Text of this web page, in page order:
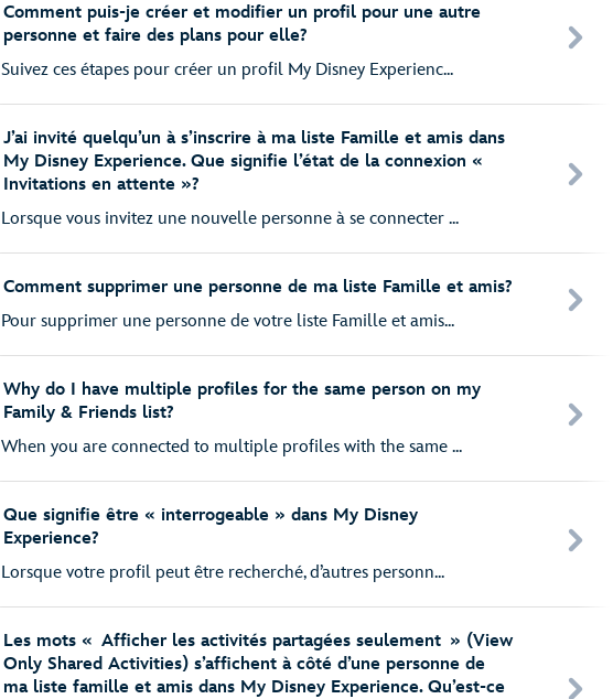
Comment puis-je créer et modifier un profil pour une autre
personne et faire des plans pour elle?
Suivez ces étapes pour créer un profil My Disney Experienc...
J’ai invité quelqu’un à s’inscrire à ma liste Famille et amis dans
My Disney Experience. Que signifie l’état de la connexion «
Invitations en attente »?
Lorsque vous invitez une nouvelle personne à se connecter ...
Comment supprimer une personne de ma liste Famille et amis?
Pour supprimer une personne de votre liste Famille et amis...
Why do I have multiple profiles for the same person on my
Family & Friends list?
When you are connected to multiple profiles with the same ...
Que signifie être « interrogeable » dans My Disney
Experience?
Lorsque votre profil peut être recherché, d’autres personn...
Les mots « Afficher les activités partagées seulement » (View
Only Shared Activities) s’affichent à côté d’une personne de
ma liste famille et amis dans My Disney Experience. Qu’est-ce